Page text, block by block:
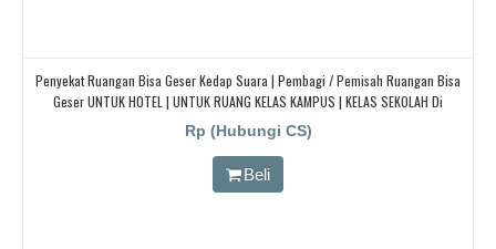
Penyekat Ruangan Bisa Geser Kedap Suara | Pembagi / Pemisah Ruangan Bisa
Geser UNTUK HOTEL | UNTUK RUANG KELAS KAMPUS | KELAS SEKOLAH Di
BANDUNG, JAKARTA, BEKASI, TANGERANG
Rp (Hubungi CS)
Beli